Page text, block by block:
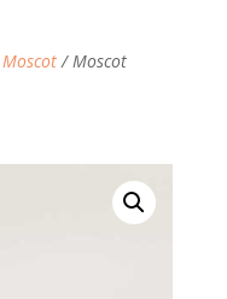
Moscot/ Moscot